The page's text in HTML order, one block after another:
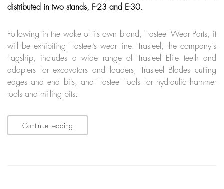
distributed in two stands, F-23 and E-30.
Following in the wake of its own brand, Trasteel Wear Parts, it
will be exhibiting Trasteel’s wear line. Trasteel, the company's
flagship, includes a wide range of Trasteel Elite teeth and
adapters for excavators and loaders, Trasteel Blades cutting
edges and end bits, and Trasteel Tools for hydraulic hammer
tools and milling bits.
Continue reading